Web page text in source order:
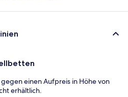
einen Aufpreis in Höhe von
erhältlich.